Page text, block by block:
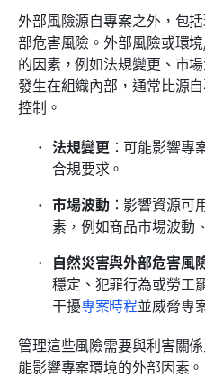
外部風險源自專案之外，包
部危害風險。外部風險或環
的因素，例如法規變更、市
發生在組織內部，通常比源
控制。
法規變更 ：可能影響專
合規要求。
市場波動：影響資源可
素，例如商品市場波動
自然災害與外部危害風
穩定、犯罪行為或勞工
干擾專案時程並威脅專
管理這些風險需要與利害關
能影響專案環境的外部因素。